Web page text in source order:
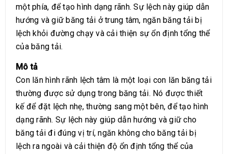
một phía, để tạo hình dạng rãnh. Sự lệch này giúp dẫn
hướng và giữ băng tải ở trung tâm, ngăn băng tải bị
lệch khỏi đường chạy và cải thiện sự ổn định tổng thể
của băng tải.
Mô tả
Con lăn hình rãnh lệch tâm là một loại con lăn băng tải
thường được sử dụng trong băng tải. Nó được thiết
kế để đặt lệch nhẹ, thường sang một bên, để tạo hình
dạng rãnh. Sự lệch này giúp dẫn hướng và giữ cho
băng tải đi đúng vị trí, ngăn không cho băng tải bị
lệch ra ngoài và cải thiện độ ổn định tổng thể của